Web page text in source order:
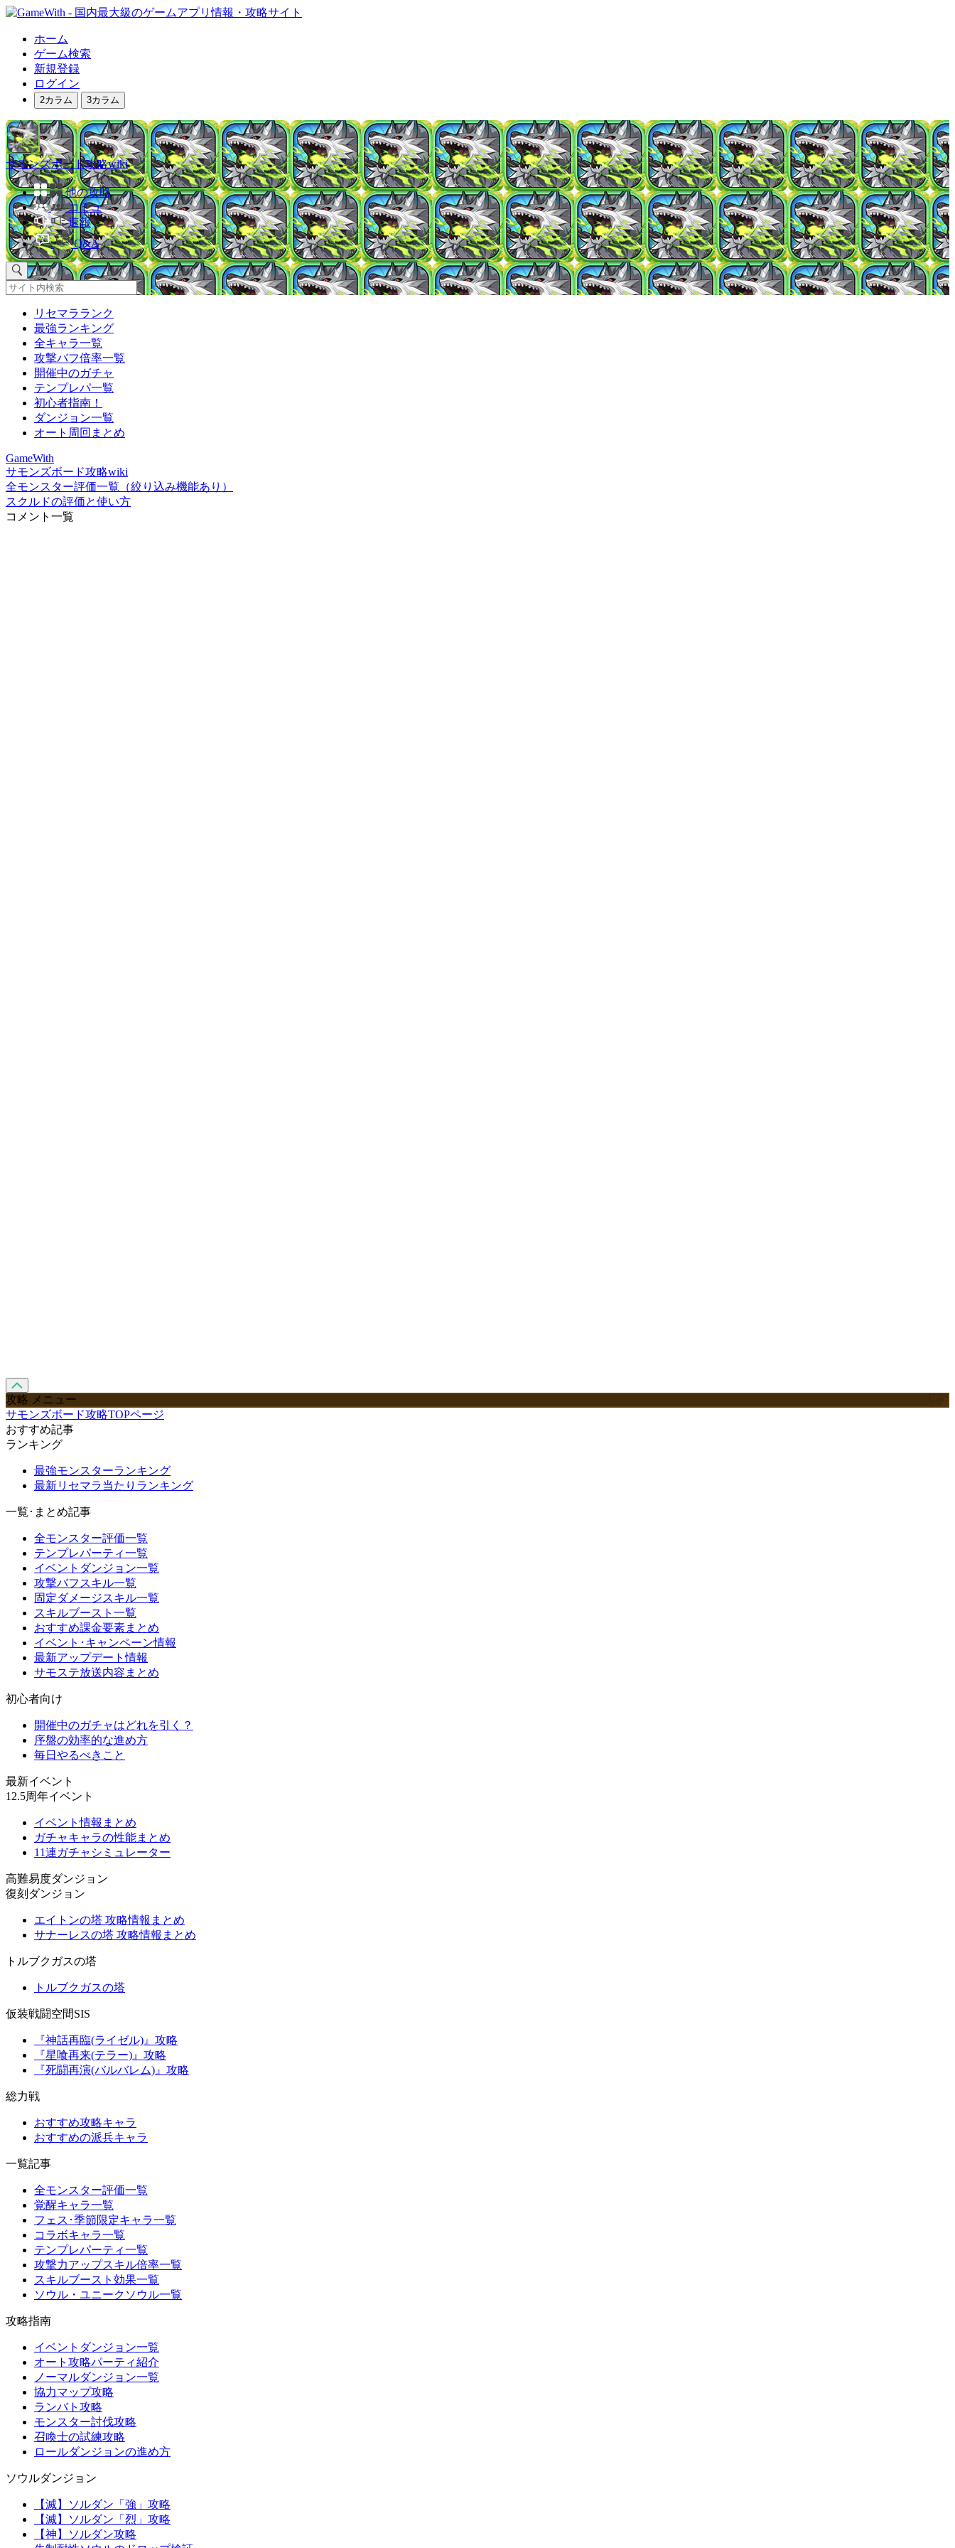
ホーム
ゲーム検索
新規登録
ログイン
2カラム 3カラム
サモンズボード攻略wiki
他の攻略
コミュ
速報
Q&A
リセマラランク
最強ランキング
全キャラ一覧
攻撃バフ倍率一覧
開催中のガチャ
テンプレパ一覧
初心者指南！
ダンジョン一覧
オート周回まとめ
GameWith
サモンズボード攻略wiki
全モンスター評価一覧（絞り込み機能あり）
スクルドの評価と使い方
コメント一覧
攻略 メニュー
サモンズボード攻略TOPページ
おすすめ記事
ランキング
最強モンスターランキング
最新リセマラ当たりランキング
一覧･まとめ記事
全モンスター評価一覧
テンプレパーティ一覧
イベントダンジョン一覧
攻撃バフスキル一覧
固定ダメージスキル一覧
スキルブースト一覧
おすすめ課金要素まとめ
イベント･キャンペーン情報
最新アップデート情報
サモステ放送内容まとめ
初心者向け
開催中のガチャはどれを引く？
序盤の効率的な進め方
毎日やるべきこと
最新イベント
12.5周年イベント
イベント情報まとめ
ガチャキャラの性能まとめ
11連ガチャシミュレーター
高難易度ダンジョン
復刻ダンジョン
エイトンの塔 攻略情報まとめ
サナーレスの塔 攻略情報まとめ
トルブクガスの塔
トルブクガスの塔
仮装戦闘空間SIS
『神話再臨(ライゼル)』攻略
『星喰再来(テラー)』攻略
『死闘再演(バルバレム)』攻略
総力戦
おすすめ攻略キャラ
おすすめの派兵キャラ
一覧記事
全モンスター評価一覧
覚醒キャラ一覧
フェス･季節限定キャラ一覧
コラボキャラ一覧
テンプレパーティ一覧
攻撃力アップスキル倍率一覧
スキルブースト効果一覧
ソウル・ユニークソウル一覧
攻略指南
イベントダンジョン一覧
オート攻略パーティ紹介
ノーマルダンジョン一覧
協力マップ攻略
ランバト攻略
モンスター討伐攻略
召喚士の試練攻略
ロールダンジョンの進め方
ソウルダンジョン
【滅】ソルダン「強」攻略
【滅】ソルダン「烈」攻略
【神】ソルダン攻略